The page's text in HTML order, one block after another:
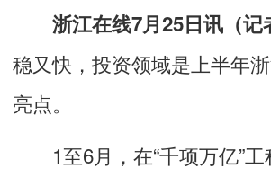
浙江在线7月25日讯（记
稳又快，投资领域是上半年
亮点。
1至6月，在“千项万亿”工